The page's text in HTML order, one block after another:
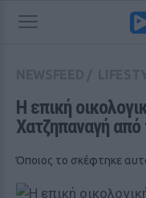
Η επική
Χατζηπαναγή
Όποιος το σκέφτηκε